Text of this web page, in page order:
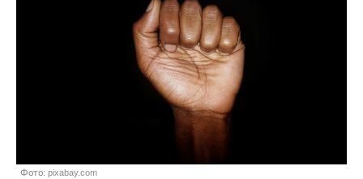
Фото: pixabay.com